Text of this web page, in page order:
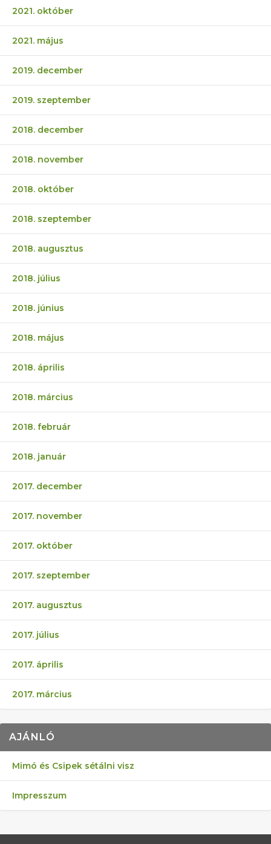
2021. október
2021. május
2019. december
2019. szeptember
2018. december
2018. november
2018. október
2018. szeptember
2018. augusztus
2018. július
2018. június
2018. május
2018. április
2018. március
2018. február
2018. január
2017. december
2017. november
2017. október
2017. szeptember
2017. augusztus
2017. július
2017. április
2017. március
AJÁNLÓ
Mimó és Csipek sétálni visz
Impresszum